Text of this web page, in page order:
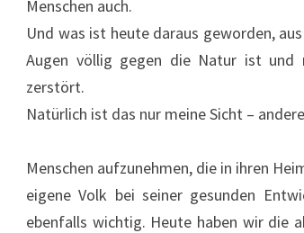
Menschen auch.
Und was ist heute daraus geworden,
Augen völlig gegen die Natur ist und
zerstört.
Natürlich ist das nur meine Sicht –
Menschen aufzunehmen, die in ihren
eigene Volk bei seiner gesunden
ebenfalls wichtig. Heute haben wir die